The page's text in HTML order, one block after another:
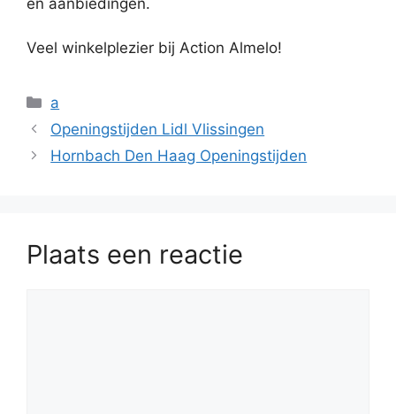
Veel winkelplezier bij Action Almelo!
Categorieën
a
Openingstijden Lidl Vlissingen
Hornbach Den Haag Openingstijden
Plaats een reactie